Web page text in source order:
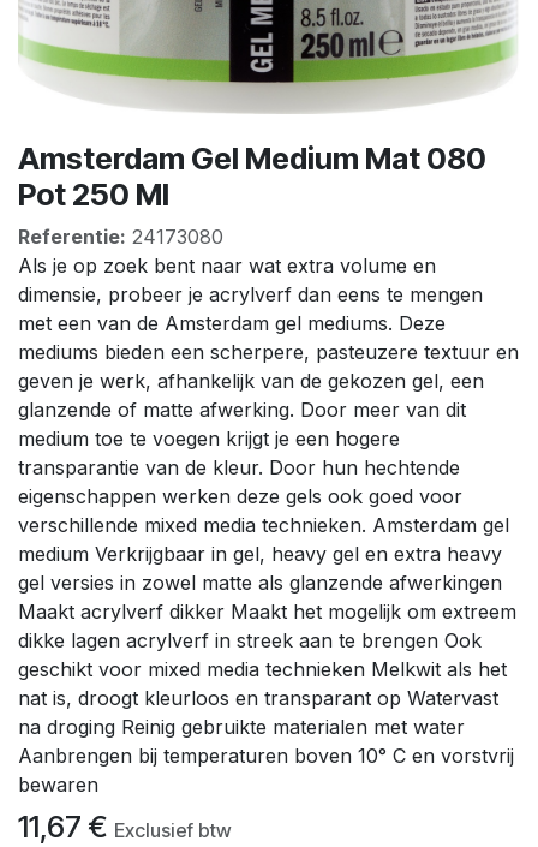
Amsterdam Gel Medium Mat 080
Pot 250 Ml
Referentie: 24173080
Als je op zoek bent naar wat extra volume en
dimensie, probeer je acrylverf dan eens te mengen
met een van de Amsterdam gel mediums. Deze
mediums bieden een scherpere, pasteuzere textuur en
geven je werk, afhankelijk van de gekozen gel, een
glanzende of matte afwerking. Door meer van dit
medium toe te voegen krijgt je een hogere
transparantie van de kleur. Door hun hechtende
eigenschappen werken deze gels ook goed voor
verschillende mixed media technieken. Amsterdam gel
medium Verkrijgbaar in gel, heavy gel en extra heavy
gel versies in zowel matte als glanzende afwerkingen
Maakt acrylverf dikker Maakt het mogelijk om extreem
dikke lagen acrylverf in streek aan te brengen Ook
geschikt voor mixed media technieken Melkwit als het
nat is, droogt kleurloos en transparant op Watervast
na droging Reinig gebruikte materialen met water
Aanbrengen bij temperaturen boven 10° C en vorstvrij
bewaren
11,67 € Exclusief btw